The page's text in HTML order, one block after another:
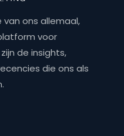
ons allemaal,
voor
de insights,
die ons als